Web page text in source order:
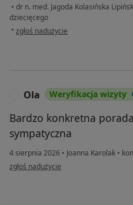
• dr n. med. Jagoda Kolasińska
dziecięcego
• w opinii użytkownika Kinga
zgłoś nadużycie
Ola Weryfikacja wizyty
Bardzo konkretna
sympatyczna
4 sierpnia 2026 • Joanna Karolak •
w opinii użytkownika Ola
zgłoś nadużycie